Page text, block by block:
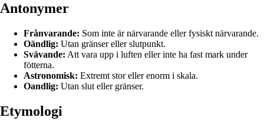
Antonymer
Frånvarande: Som inte är närvarande eller fysiskt närvarande.
Oändlig: Utan gränser eller slutpunkt.
Svävande: Att vara upp i luften eller inte ha fast mark under
fötterna.
Astronomisk: Extremt stor eller enorm i skala.
Oandlig: Utan slut eller gränser.
Etymologi